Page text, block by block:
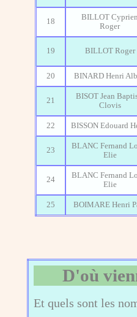
18
BILLOT Cyprien
Roger
19 BILLOT Roger
20 BINARD Henri
21
BISOT Jean
Clovis
22 BISSON Edouard
23
BLANC Fernand
Elie
24
BLANC Fernand
Elie
25 BOIMARE Henri
D'où
Et quels sont les